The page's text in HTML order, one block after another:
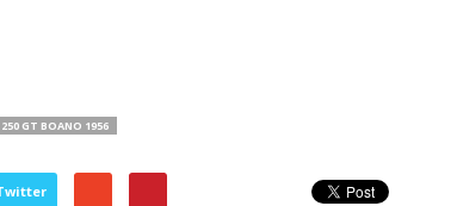
250 GT BOANO 1956